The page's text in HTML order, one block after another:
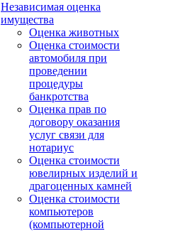
Независимая оценка
имущества
Оценка животных
Оценка стоимости
автомобиля при
проведении
процедуры
банкротства
Оценка прав по
договору оказания
услуг связи для
нотариус
Оценка стоимости
ювелирных изделий и
драгоценных камней
Оценка стоимости
компьютеров
(компьютерной